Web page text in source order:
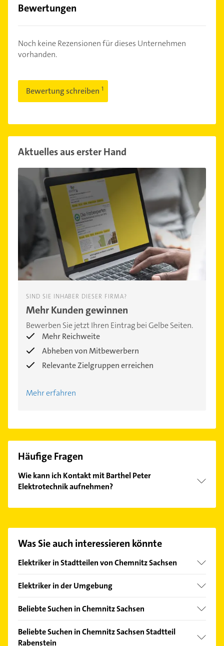
Bewertungen
Noch keine Rezensionen für dieses Unternehmen
vorhanden.
Bewertung schreiben
Aktuelles aus erster Hand
SIND SIE INHABER DIESER FIRMA?
Mehr Kunden gewinnen
Bewerben Sie jetzt Ihren Eintrag bei Gelbe Seiten.
Mehr Reichweite
Abheben von Mitbewerbern
Relevante Zielgruppen erreichen
Mehr erfahren
Häufige Fragen
Wie kann ich Kontakt mit Barthel Peter
Elektrotechnik aufnehmen?
finden Sie alleKontaktdaten.
Was Sie auch interessieren könnte
Elektriker in Stadtteilen von Chemnitz Sachsen
Adelsberg
Altendorf
Einsiedel
Elektriker in der Umgebung
Limbach-Oberfrohna
Hohenstein-Ernstthal
Beliebte Suchen in Chemnitz Sachsen
Klempner
Gasinstallateur
Beliebte Suchen in Chemnitz Sachsen Stadtteil
Rabenstein